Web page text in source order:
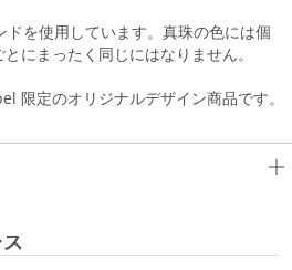
を使用しています。真珠の色には個
にまったく同じにはなりません。
限定のオリジナルデザイン商品です。